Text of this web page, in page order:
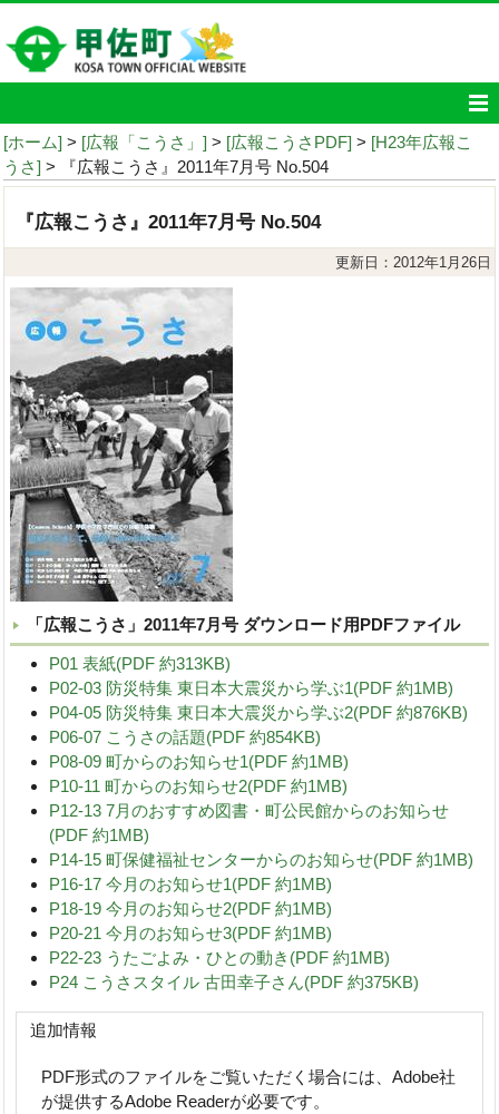
[ホーム] > [広報「こうさ」] > [広報こうさPDF] > [H23年広報こ
うさ] > 『広報こうさ』2011年7月号 No.504
『広報こうさ』2011年7月号 No.504
更新日：2012年1月26日
「広報こうさ」2011年7月号 ダウンロード用PDFファイル
P01 表紙(PDF 約313KB)
P02-03 防災特集 東日本大震災から学ぶ1(PDF 約1MB)
P04-05 防災特集 東日本大震災から学ぶ2(PDF 約876KB)
P06-07 こうさの話題(PDF 約854KB)
P08-09 町からのお知らせ1(PDF 約1MB)
P10-11 町からのお知らせ2(PDF 約1MB)
P12-13 7月のおすすめ図書・町公民館からのお知らせ
(PDF 約1MB)
P14-15 町保健福祉センターからのお知らせ(PDF 約1MB)
P16-17 今月のお知らせ1(PDF 約1MB)
P18-19 今月のお知らせ2(PDF 約1MB)
P20-21 今月のお知らせ3(PDF 約1MB)
P22-23 うたごよみ・ひとの動き(PDF 約1MB)
P24 こうさスタイル 古田幸子さん(PDF 約375KB)
追加情報
PDF形式のファイルをご覧いただく場合には、Adobe社
が提供するAdobe Readerが必要です。